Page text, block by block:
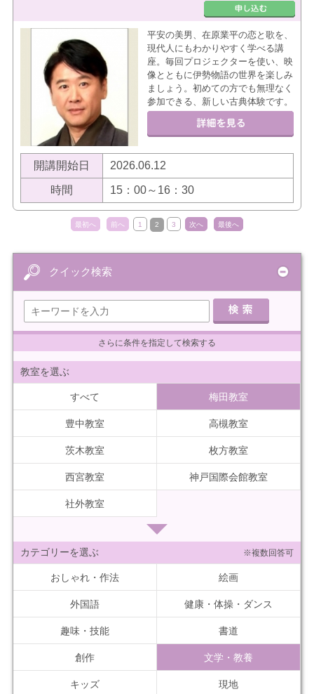
平安の美男、在原業平の恋と歌を、
現代人にもわかりやすく学べる講
座。毎回プロジェクターを使い、映
像とともに伊勢物語の世界を楽しみ
ましょう。初めての方でも無理なく
参加できる、新しい古典体験です。
開講開始日 2026.06.12
時間 15：00～16：30
最初へ 前へ 1 2 3 次へ 最後へ
クイック検索
さらに条件を指定して検索する
教室を選ぶ
すべて 梅田教室
豊中教室 高槻教室
茨木教室 枚方教室
西宮教室 神戸国際会館教室
社外教室
カテゴリーを選ぶ ※複数回答可
おしゃれ・作法 絵画
外国語 健康・体操・ダンス
趣味・技能 書道
創作 文学・教養
キッズ 現地